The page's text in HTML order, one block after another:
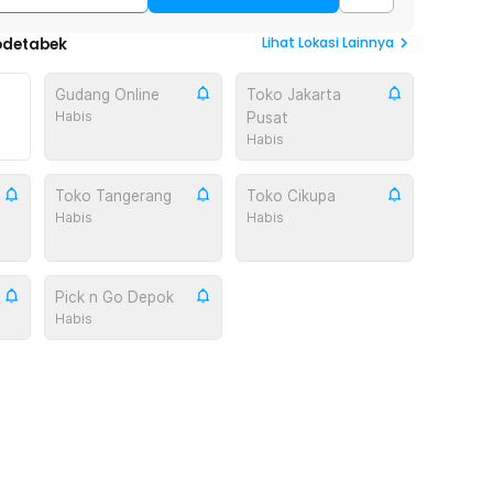
Lihat Lokasi Lainnya
Gudang Online
Habis
Toko Jakarta
Pusat
Habis
Toko Tangerang
Habis
Toko Cikupa
Habis
Pick n Go Depok
Habis